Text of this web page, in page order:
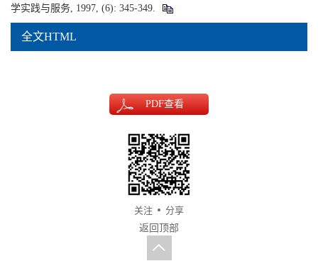
学实践与服务, 1997, (6): 345-349.
全文HTML
PDF查看
关注
分享
返回顶部